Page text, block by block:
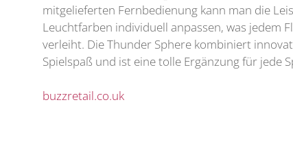
mitgelieferten Fernbedienung kann man die
Leuchtfarben individuell anpassen, was jedem
verleiht. Die Thunder Sphere kombiniert
Spielspaß und ist eine tolle Ergänzung für jede
buzzretail.co.uk